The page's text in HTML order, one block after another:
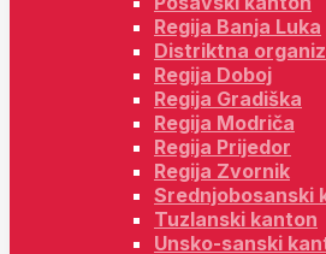
Regija Banja Luka
Distriktna
Regija Doboj
Regija Gradiška
Regija Modriča
Regija Prijedor
Regija Zvornik
Srednjobosanski
Tuzlanski kanton
Unsko-sanski